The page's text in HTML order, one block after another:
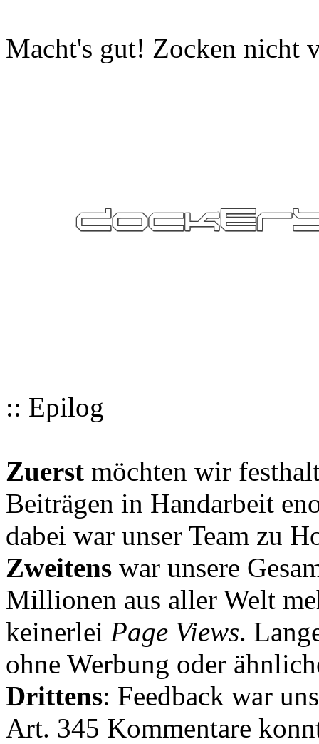
Macht's gut! Zocken nicht
:: Epilog
Zuerst möchten wir
Beiträgen in Handarbeit
dabei war unser Team zu
Zweitens war unsere
Millionen aus aller Welt
keinerlei Page Views.
ohne Werbung oder
Drittens: Feedback war
Art. 345 Kommentare